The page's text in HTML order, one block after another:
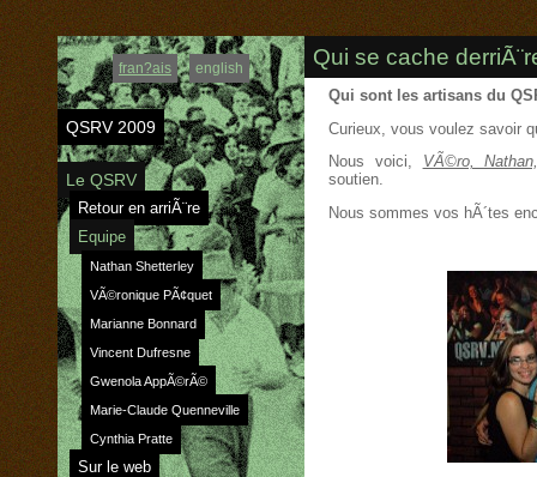
fran?ais english
QSRV 2009
Le QSRV
Retour en arriÃ¨re
Equipe
Nathan Shetterley
VÃ©ronique PÃ¢quet
Marianne Bonnard
Vincent Dufresne
Gwenola AppÃ©rÃ©
Marie-Claude Quenneville
Cynthia Pratte
Sur le web
Qui se cache
Qui sont les artisans du
Curieux, vous voulez savoir
Nous voici, VÃ©ro,
soutien.
Nous sommes vos hÃ´tes